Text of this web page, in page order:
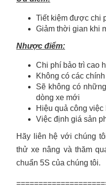
Tiết kiệm được chi
Giảm thời gian khi
Nhược điểm:
Chi phí bảo trì cao
Không có các
Sẽ không có
dòng xe mới
Hiệu quả công việc
Việc định giá sản
Hãy liên hệ với chúng
thử xe nâng và thăm
chuẩn 5S của chúng tôi.